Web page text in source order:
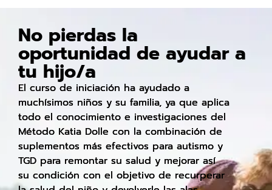
No pierdas la
oportunidad de ayudar a
tu hijo/a
El curso de iniciación ha ayudado a
muchísimos niños y su familia, ya que aplica
todo el conocimiento e investigaciones del
Método Katia Dolle con la combinación de
suplementos más efectivos para autismo y
TGD para remontar su salud y mejorar así
su condición con el objetivo de recurperar